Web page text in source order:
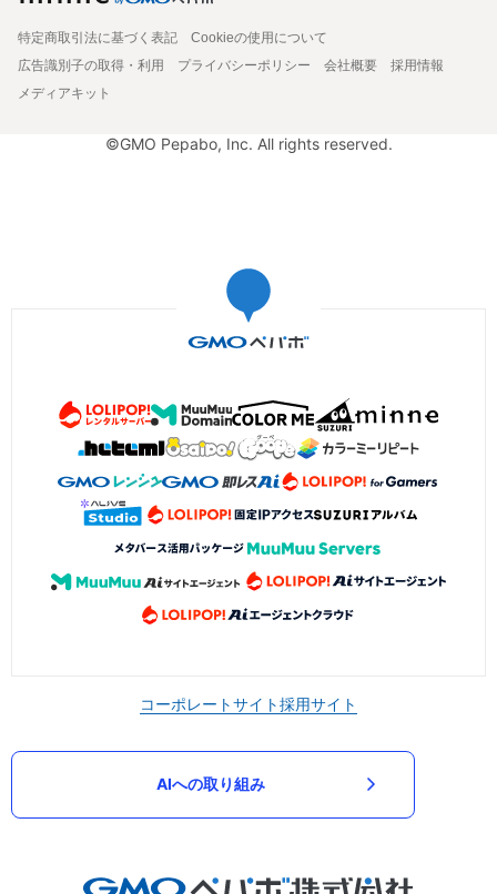
特定商取引法に基づく表記
Cookieの使用について
広告識別子の取得・利用
プライバシーポリシー 会社概要
採用情報
メディアキット
©GMO Pepabo, Inc. All rights reserved.
コーポレートサイト採用サイト
AIへの取り組み